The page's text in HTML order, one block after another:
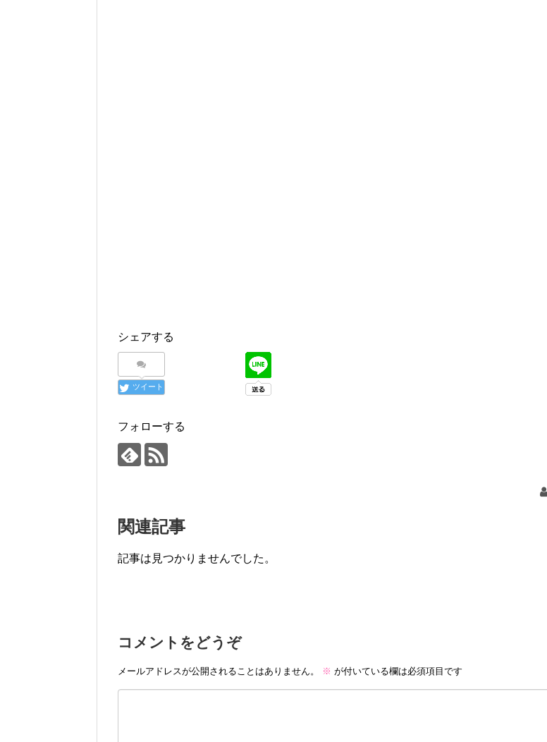
シェアする
ツイート
フォローする
関連記事
記事は見つかりませんでした。
コメントをどうぞ
メールアドレスが公開されることはありません。 ※ が付いている欄は必須項目です